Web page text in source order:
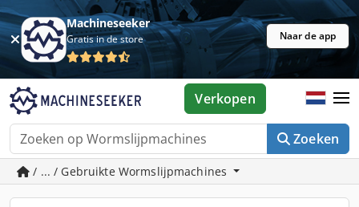
Machineseeker
Gratis in de store Naar de app
Zoeken
Verkopen
/ ... / Gebruikte Wormslijpmachines